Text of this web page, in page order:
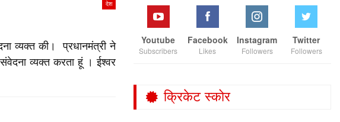
देश
व्यक्त की। प्रधानमंत्री ने
व्यक्त करता हूं । ईश्वर
Youtube
Subscribers
Facebook
Likes
Instagram
Followers
Twitter
Followers
क्रिकेट स्कोर